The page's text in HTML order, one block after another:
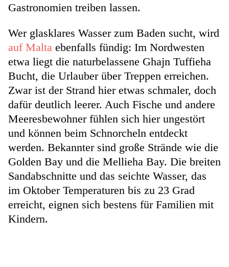
Gastronomien treiben lassen.
Wer glasklares Wasser zum Baden sucht, wird
auf Malta ebenfalls fündig: Im Nordwesten
etwa liegt die naturbelassene Ghajn Tuffieha
Bucht, die Urlauber über Treppen erreichen.
Zwar ist der Strand hier etwas schmaler, doch
dafür deutlich leerer. Auch Fische und andere
Meeresbewohner fühlen sich hier ungestört
und können beim Schnorcheln entdeckt
werden. Bekannter sind große Strände wie die
Golden Bay und die Mellieha Bay. Die breiten
Sandabschnitte und das seichte Wasser, das
im Oktober Temperaturen bis zu 23 Grad
erreicht, eignen sich bestens für Familien mit
Kindern.